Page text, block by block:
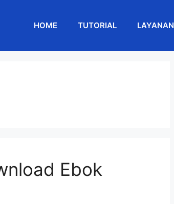
HOME TUTORIAL LAYANAN
Ebok